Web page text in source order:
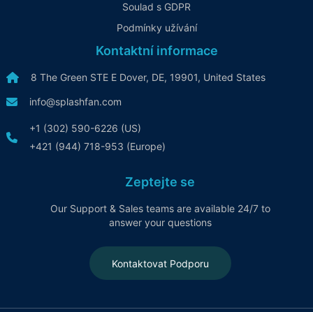
Soulad s GDPR
Podmínky užívání
Kontaktní informace
8 The Green STE E Dover, DE, 19901, United States
info@splashfan.com
+1 (302) 590-6226 (US)
+421 (944) 718-953 (Europe)
Zeptejte se
Our Support & Sales teams are available 24/7 to
answer your questions
Kontaktovat Podporu